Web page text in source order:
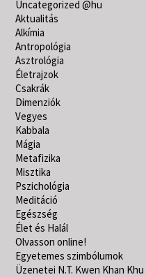
Uncategorized @hu
Aktualitás
Alkímia
Antropológia
Asztrológia
Életrajzok
Csakrák
Dimenziók
Vegyes
Kabbala
Mágia
Metafizika
Misztika
Pszichológia
Meditáció
Egészség
Élet és Halál
Olvasson online!
Egyetemes szimbólumok
Üzenetei N.T. Kwen Khan Khu